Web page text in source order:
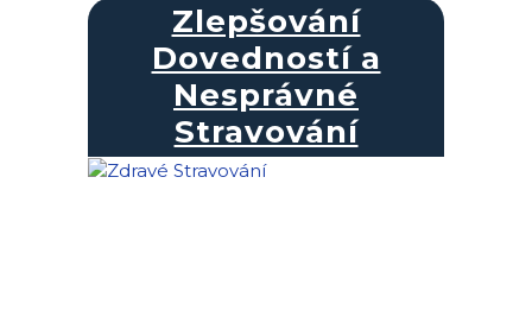
Zlepšování
Dovedností a
Nesprávné
Stravování